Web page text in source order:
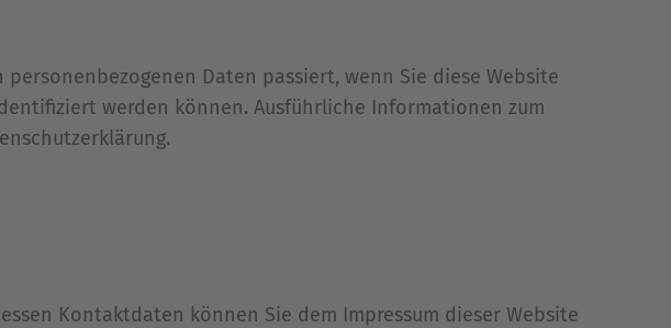
Daten passiert, wenn Sie diese Website
werden können. Ausführliche Informationen zum
Kontaktdaten können Sie dem Impressum dieser Website